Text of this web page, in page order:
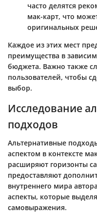
часто делятся
мак-карт, что
оригинальных
Каждое из этих мест
преимущества в
бюджета. Важно также
пользователей, чтобы
выбор.
Исследование
подходов
Альтернативные
аспектом в контексте
расширяют горизонты
предоставляют
внутреннего мира
аспекты, которые
самовыражения.